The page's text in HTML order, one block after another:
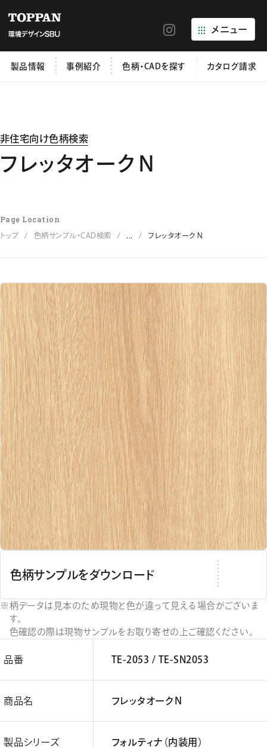
メニュー
製品情報 事例紹介 色柄・CADを探す カタログ請求
非住宅向け色柄検索
フレッタオークＮ
Page Location
トップ 色柄サンプル・CAD検索 ... フレッタオークＮ
色柄サンプルをダウンロード
柄データは見本のため現物と色が違って見える場合がございま
す。
色確認の際は現物サンプルをお取り寄せの上ご確認ください。
品番 TE-2053 / TE-SN2053
商品名 フレッタオークＮ
製品シリーズ フォルティナ（内装用）